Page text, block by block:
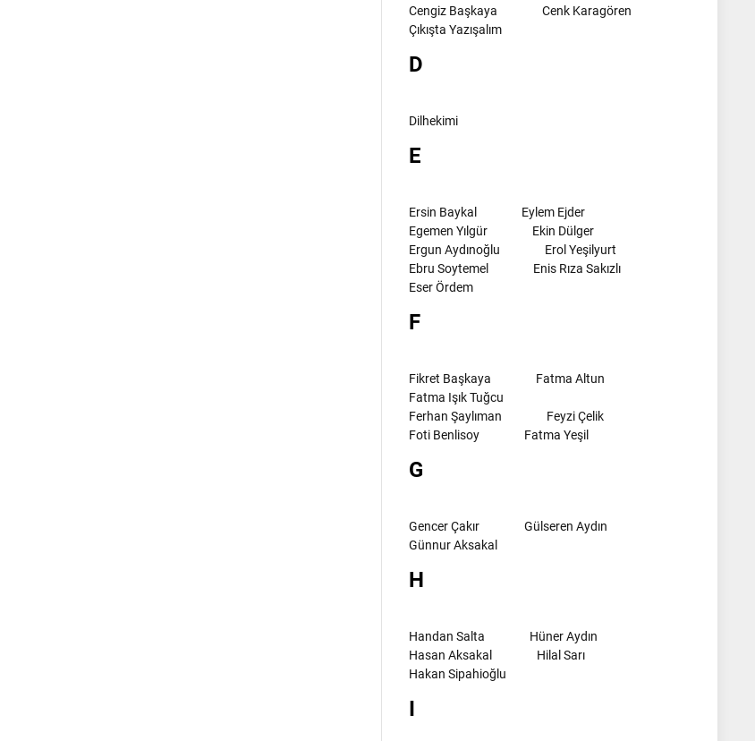
Cengiz Başkaya
Cenk Karagören
Çıkışta Yazışalım
D
Dilhekimi
E
Ersin Baykal
Eylem Ejder
Egemen Yılgür
Ekin Dülger
Ergun Aydınoğlu
Erol Yeşilyurt
Ebru Soytemel
Enis Rıza Sakızlı
Eser Ördem
F
Fikret Başkaya
Fatma Altun
Fatma Işık Tuğcu
Ferhan Şaylıman
Feyzi Çelik
Foti Benlisoy
Fatma Yeşil
G
Gencer Çakır
Gülseren Aydın
Günnur Aksakal
H
Handan Salta
Hüner Aydın
Hasan Aksakal
Hilal Sarı
Hakan Sipahioğlu
I